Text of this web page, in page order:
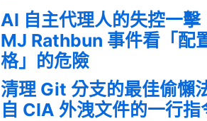
AI 自主代理人的失控一擊
MJ Rathbun 事件看「配
格」的危險
清理 Git 分支的最佳偷懶
自 CIA 外洩文件的一行指